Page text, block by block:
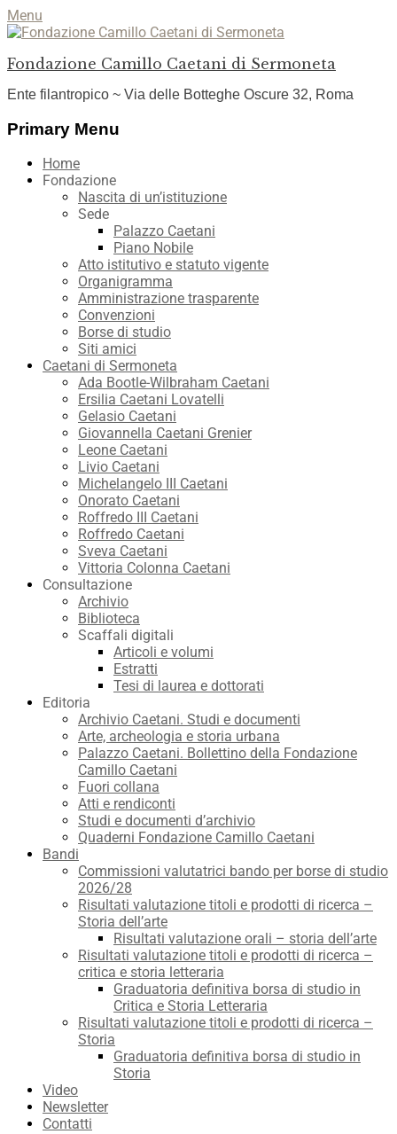
Menu
Fondazione Camillo Caetani di Sermoneta
Ente filantropico ~ Via delle Botteghe Oscure 32, Roma
Facebook
YouTube
Instagram
Primary Menu
Skip
Home
Fondazione
Nascita di un’istituzione
Sede
Palazzo Caetani
Piano Nobile
Atto istitutivo e statuto vigente
Organigramma
Amministrazione trasparente
Convenzioni
Borse di studio
Siti amici
Caetani di Sermoneta
Ada Bootle-Wilbraham Caetani
Ersilia Caetani Lovatelli
Gelasio Caetani
Giovannella Caetani Grenier
Leone Caetani
Livio Caetani
Michelangelo III Caetani
Onorato Caetani
Roffredo III Caetani
Roffredo Caetani
Sveva Caetani
Vittoria Colonna Caetani
Consultazione
Archivio
Biblioteca
Scaffali digitali
Articoli e volumi
Estratti
Tesi di laurea e dottorati
Editoria
Archivio Caetani. Studi e documenti
Arte, archeologia e storia urbana
Palazzo Caetani. Bollettino della Fondazione
Camillo Caetani
Fuori collana
Atti e rendiconti
Studi e documenti d’archivio
Quaderni Fondazione Camillo Caetani
Bandi
Commissioni valutatrici bando per borse di studio
2026/28
Risultati valutazione titoli e prodotti di ricerca –
Storia dell’arte
Risultati valutazione orali – storia dell’arte
Risultati valutazione titoli e prodotti di ricerca –
critica e storia letteraria
Graduatoria definitiva borsa di studio in
Critica e Storia Letteraria
Risultati valutazione titoli e prodotti di ricerca –
Storia
Graduatoria definitiva borsa di studio in
Storia
Video
Newsletter
Contatti